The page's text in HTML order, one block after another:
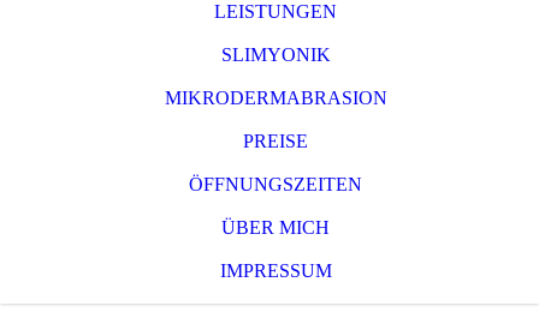
LEISTUNGEN
SLIMYONIK
MIKRODERMABRASION
PREISE
ÖFFNUNGSZEITEN
ÜBER MICH
IMPRESSUM